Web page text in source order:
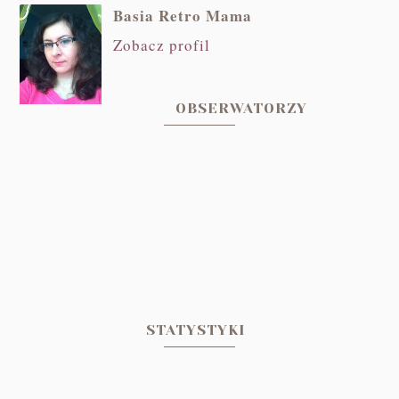
Basia Retro Mama
Zobacz profil
OBSERWATORZY
STATYSTYKI